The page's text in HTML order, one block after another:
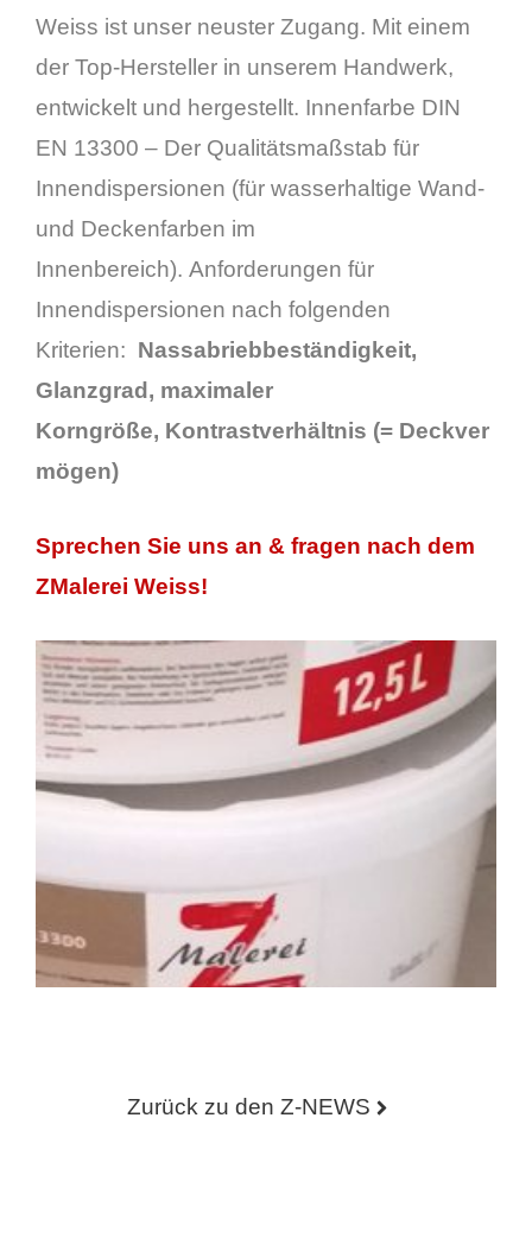
Weiss ist unser neuster Zugang. Mit einem
der Top-Hersteller in unserem Handwerk,
entwickelt und hergestellt. Innenfarbe DIN
EN 13300 – Der Qualitätsmaßstab für
Innendispersionen (für wasserhaltige Wand-
und Deckenfarben im
Innenbereich). Anforderungen für
Innendispersionen nach folgenden
Kriterien: Nassabriebbeständigkeit,
Glanzgrad, maximaler
Korngröße, Kontrastverhältnis (= Deckver
mögen)
Sprechen Sie uns an & fragen nach dem
ZMalerei Weiss!
Zurück zu den Z-NEWS